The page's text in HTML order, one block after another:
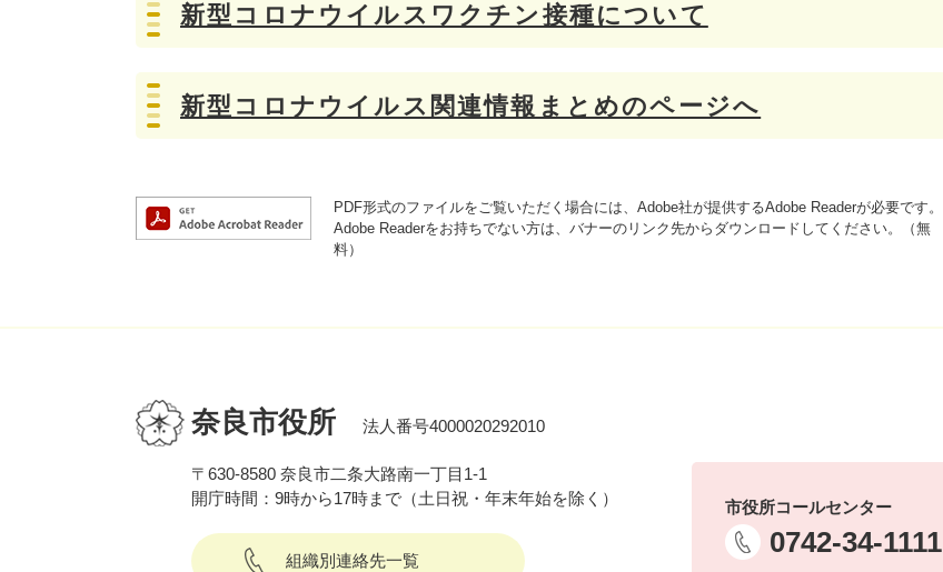
新型コロナウイルスワクチン接種について
新型コロナウイルス関連情報まとめのページへ
PDF形式のファイルをご覧いただく場合には、Adobe社が提供するAdobe Readerが必要です。
Adobe Readerをお持ちでない方は、バナーのリンク先からダウンロードしてください。（無
料）
奈良市役所 法人番号4000020292010
〒630-8580 奈良市二条大路南一丁目1-1
開庁時間：9時から17時まで（土日祝・年末年始を除く）
組織別連絡先一覧
市役所コールセンター
0742-34-1111